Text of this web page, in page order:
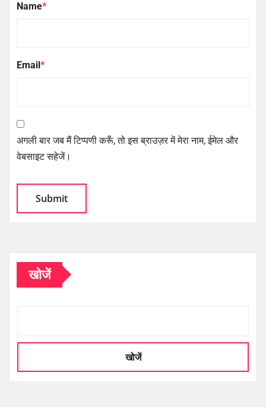
Name*
Email *
अगली बार जब मैं टिप्पणी करूँ, तो इस ब्राउज़र में मेरा नाम, ईमेल और
वेबसाइट सहेजें।
खोजें
खोजें